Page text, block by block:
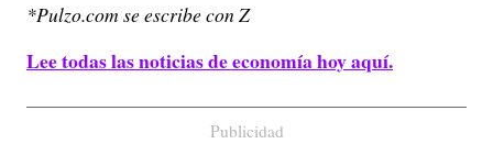
*Pulzo.com se escribe con Z
Lee todas las noticias de economía hoy aquí.
Publicidad